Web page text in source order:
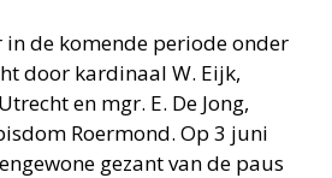
in de komende periode onder
door kardinaal W. Eijk,
en mgr. E. De Jong,
Roermond. Op 3 juni
gezant van de paus